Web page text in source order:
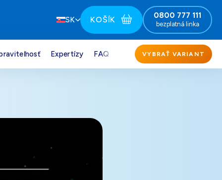
SK KOŠÍK 0800 777 111
bezplatná linka
Expertízy FAQ VYBRAŤ VARIANT
151,00 €
Darček pre vás po zadaní kódu